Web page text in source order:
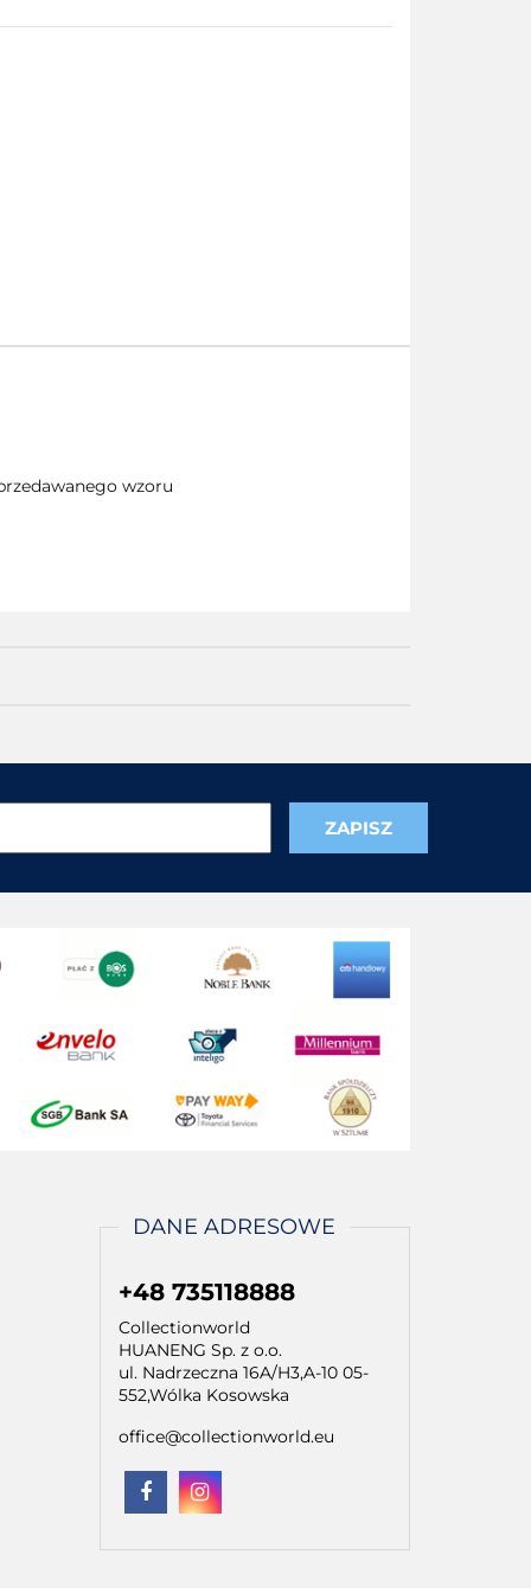
wzoru
DANE ADRESOWE
+48 735118888
Collectionworld
HUANENG Sp. z o.o.
ul. Nadrzeczna 16A/H3,A-10 05-
552,Wólka Kosowska
office@collectionworld.eu